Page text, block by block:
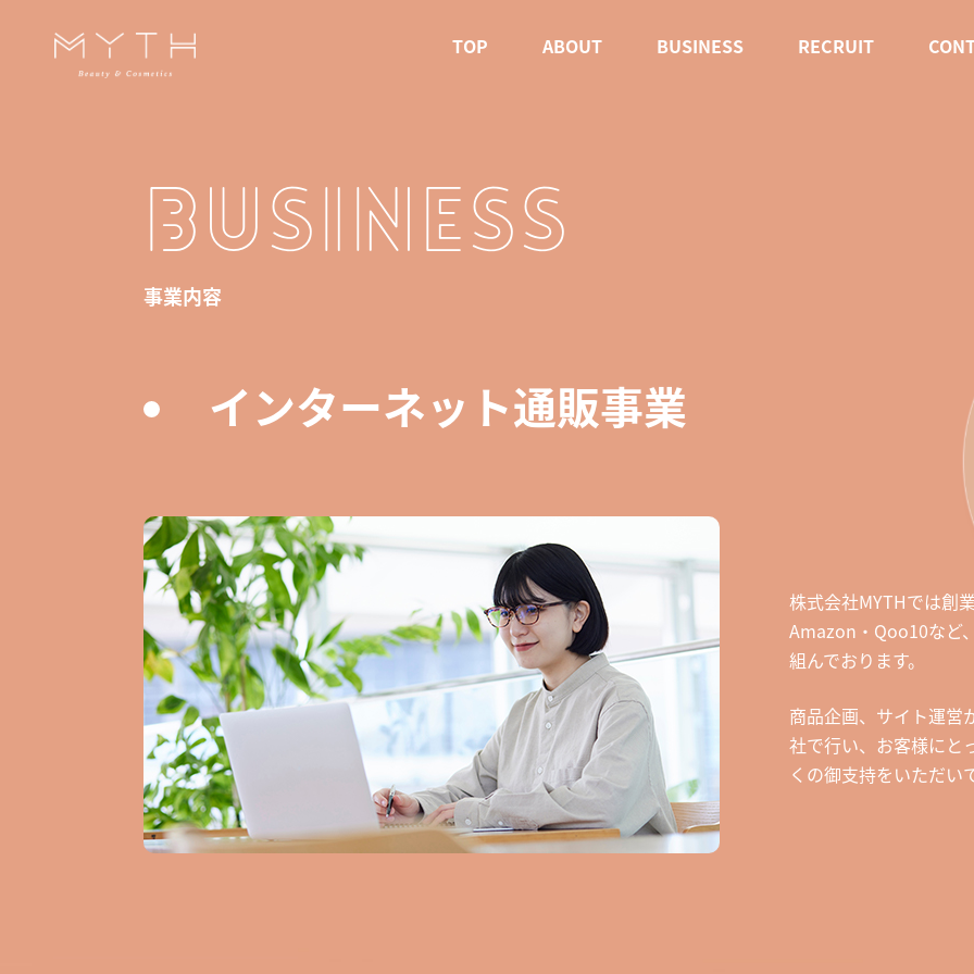
TOP ABOUT BUSINESS RECRUIT
BUSINESS
事業内容
インターネット通販事業
株式会社MYTHでは創
Amazon・Qoo10など
組んでおります。
商品企画、サイト運営
社で行い、お客様にと
くの御支持をいただい